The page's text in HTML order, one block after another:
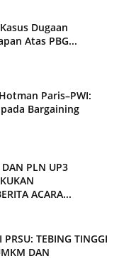
Dugaan
Atas PBG...
Paris–PWI:
Bargaining
DAN PLN UP3
ACARA...
PRSU: TEBING TINGGI
DAN